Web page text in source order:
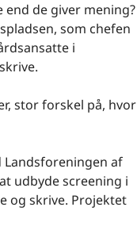
de giver mening?
som chefen
i
stor forskel på, hvor
af
udbyde screening i
og skrive. Projektet